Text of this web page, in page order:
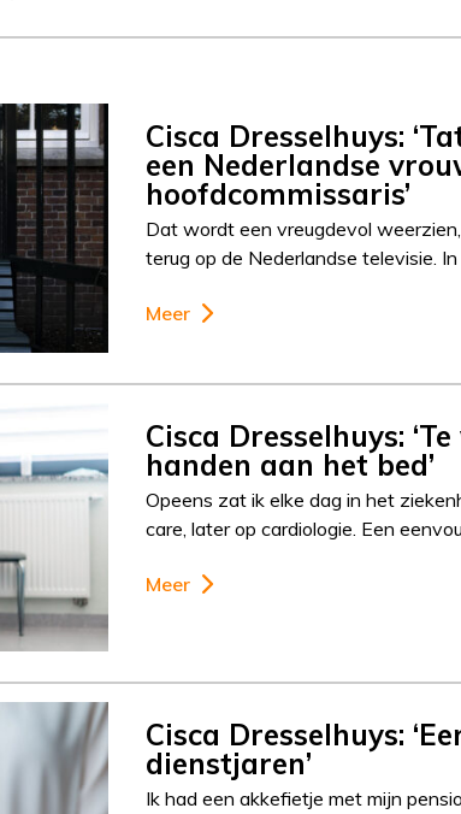
Cisca Dresselhuys:
een Nederlandse
hoofdcommissaris’
Dat wordt een vreugdevol
terug op de Nederlandse televisie.
Meer
Cisca Dresselhuys:
handen aan het bed’
Opeens zat ik elke dag in het
care, later op cardiologie. Een
Meer
Cisca Dresselhuys:
dienstjaren’
Ik had een akkefietje met mijn